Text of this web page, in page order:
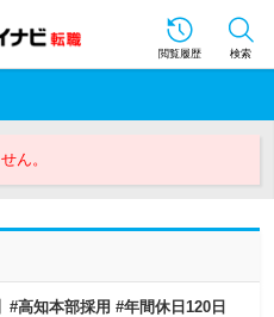
閲覧履歴 検索
ん。
#高知本部採用 #年間休日120日